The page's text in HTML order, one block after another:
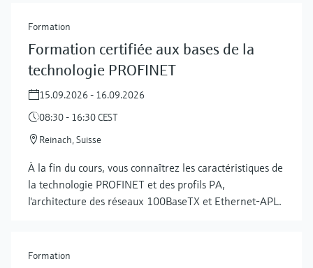
Formation
Formation certifiée aux bases de la
technologie PROFINET
15.09.2026 - 16.09.2026
08:30 - 16:30 CEST
Reinach, Suisse
À la fin du cours, vous connaîtrez les caractéristiques de
la technologie PROFINET et des profils PA,
l'architecture des réseaux 100BaseTX et Ethernet-APL.
Formation